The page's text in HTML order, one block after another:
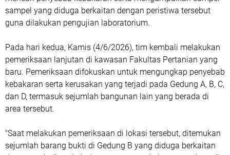
sampel yang diduga berkaitan dengan peristiwa tersebut
guna dilakukan pengujian laboratorium.
Pada hari kedua, Kamis (4/6/2026), tim kembali melakukan
pemeriksaan lanjutan di kawasan Fakultas Pertanian yang
baru. Pemeriksaan difokuskan untuk mengungkap penyebab
kebakaran serta kerusakan yang terjadi pada Gedung A, B, C,
dan D, termasuk sejumlah bangunan lain yang berada di
area tersebut.
"Saat melakukan pemeriksaan di lokasi tersebut, ditemukan
sejumlah barang bukti di Gedung B yang diduga berkaitan